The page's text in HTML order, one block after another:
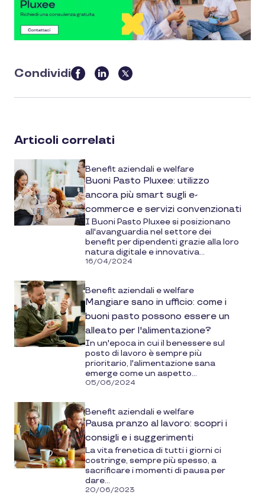
Condividi
this
article
media
Articoli correlati
Benefit aziendali e welfare
Buoni Pasto Pluxee: utilizzo
ancora più smart sugli e-
commerce e servizi convenzionati
I Buoni Pasto Pluxee si posizionano
all'avanguardia nel settore dei
benefit per dipendenti grazie alla loro
natura digitale e innovativa...
16/04/2024
Benefit aziendali e welfare
Mangiare sano in ufficio: come i
buoni pasto possono essere un
alleato per l'alimentazione?
In un'epoca in cui il benessere sul
posto di lavoro è sempre più
prioritario, l'alimentazione sana
emerge come un aspetto...
05/06/2024
Benefit aziendali e welfare
Pausa pranzo al lavoro: scopri i
consigli e i suggerimenti
La vita frenetica di tutti i giorni ci
costringe, sempre più spesso, a
sacrificare i momenti di pausa per
dare...
20/06/2023